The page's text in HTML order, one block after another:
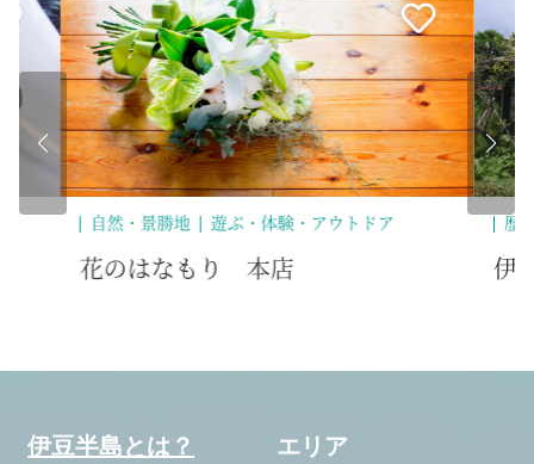
歴史・文化
伊東東郷記念館
泊
游
伊豆半島とは？
エリア